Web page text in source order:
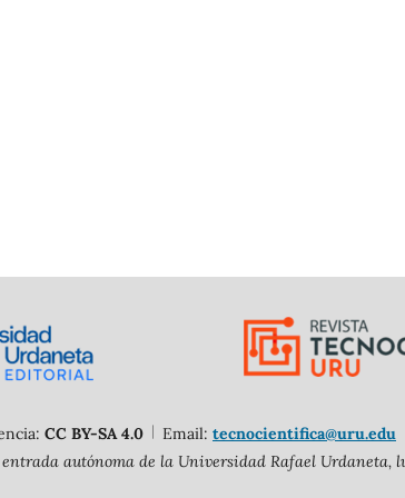
CC BY-SA 4.0 Email: tecnocientifica@uru.edu
autónoma de la Universidad Rafael Urdaneta,